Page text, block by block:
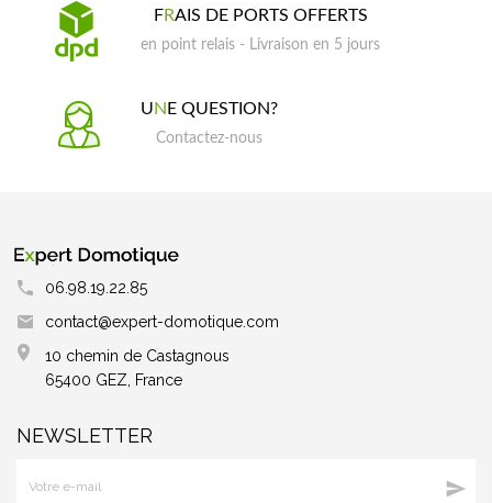
FRAIS DE PORTS OFFERTS
en point relais - Livraison en 5 jours
UN E QUESTION?
Contactez-nous
06.98.19.22.85
contact@expert-domotique.com
10 chemin de Castagnous
65400 GEZ, France
NEWSLETTER
